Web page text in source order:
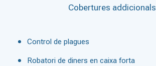
Cobertures addicionals
Control de plagues
Robatori de diners en caixa forta